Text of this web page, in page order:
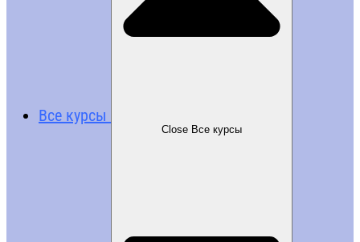
Все курсы
Close Все курсы